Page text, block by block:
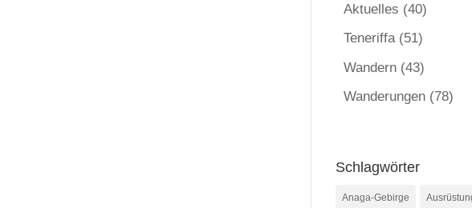
Aktuelles (40)
Teneriffa(51)
Wandern(43)
Wanderungen(78)
Schlagwörter
Anaga-Gebirge